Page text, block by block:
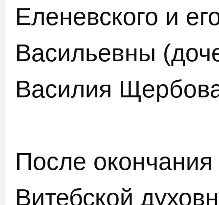
Еленевского и
Васильевны
Василия
После
Витебской